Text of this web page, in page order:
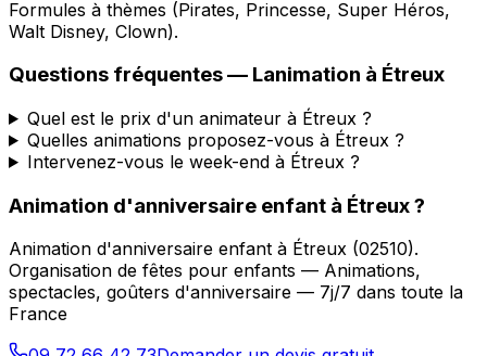
Formules à thèmes (Pirates, Princesse, Super Héros,
Walt Disney, Clown).
Questions fréquentes — Lanimation à Étreux
Quel est le prix d'un animateur à Étreux ?
Quelles animations proposez-vous à Étreux ?
Intervenez-vous le week-end à Étreux ?
Animation d'anniversaire enfant à Étreux?
Animation d'anniversaire enfant à Étreux (02510).
Organisation de fêtes pour enfants — Animations,
spectacles, goûters d'anniversaire — 7j/7 dans toute la
France